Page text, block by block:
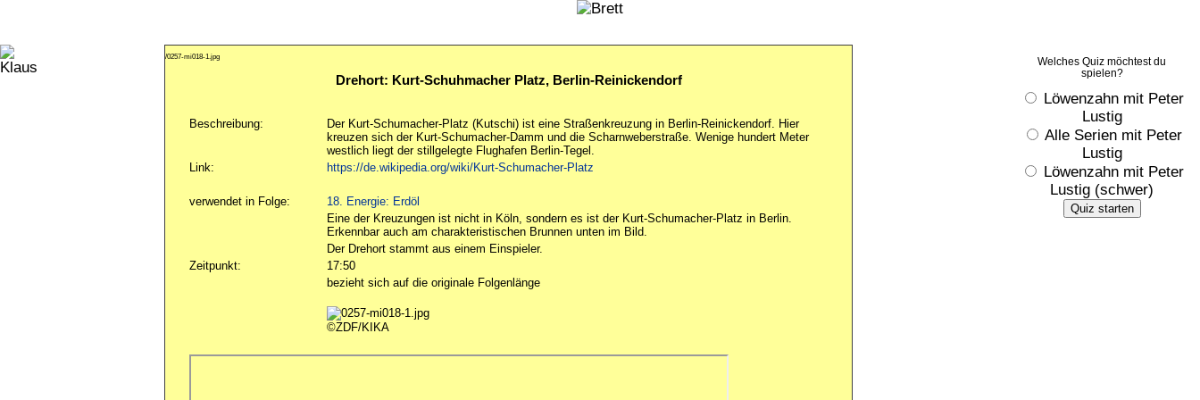
Welches Quiz möchtest du
spielen?
Löwenzahn mit Peter
Lustig
Alle Serien mit Peter
Lustig
Löwenzahn mit Peter
Lustig (schwer)
Quiz starten
/0257-mi018-1.jpg
Drehort: Kurt-Schuhmacher Platz, Berlin-Reinickendorf
Beschreibung:
Der Kurt-Schumacher-Platz (Kutschi) ist eine Straßenkreuzung in Berlin-Reinickendorf. Hier
kreuzen sich der Kurt-Schumacher-Damm und die Scharnweberstraße. Wenige hundert Meter
westlich liegt der stillgelegte Flughafen Berlin-Tegel.
Link:
https://de.wikipedia.org/wiki/Kurt-Schumacher-Platz
verwendet in Folge:
18. Energie: Erdöl
Eine der Kreuzungen ist nicht in Köln, sondern es ist der Kurt-Schumacher-Platz in Berlin.
Erkennbar auch am charakteristischen Brunnen unten im Bild.
Der Drehort stammt aus einem Einspieler.
Zeitpunkt:
17:50
bezieht sich auf die originale Folgenlänge
©ZDF/KIKA